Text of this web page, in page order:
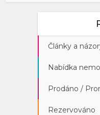
Články a
Nabídka
Prodáno /
Rezervováno